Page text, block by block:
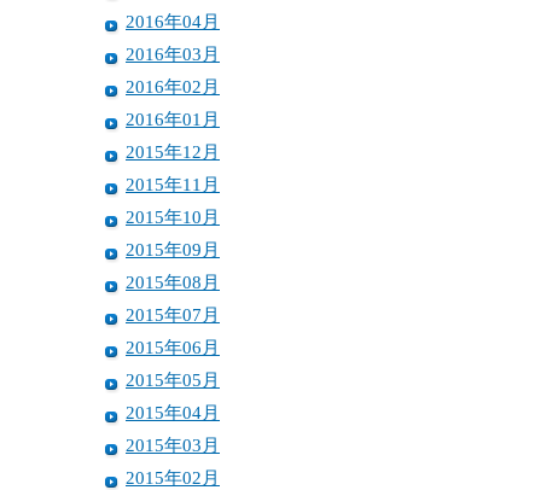
2016年04月
2016年03月
2016年02月
2016年01月
2015年12月
2015年11月
2015年10月
2015年09月
2015年08月
2015年07月
2015年06月
2015年05月
2015年04月
2015年03月
2015年02月